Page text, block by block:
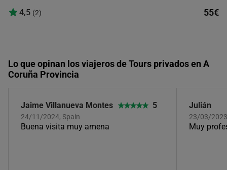
4,5 (2) 55€
Lo que opinan los viajeros de Tours privados en A
Coruña Provincia
Jaime Villanueva Montes
24/11/2024, Spain
5
Buena visita muy amena
Julián
23/03/2023
Muy